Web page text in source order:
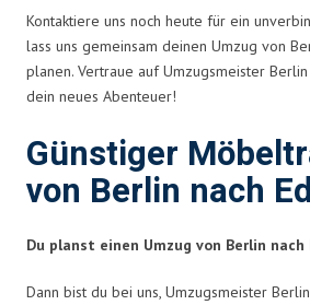
Kontaktiere uns noch heute für ein
lass uns gemeinsam deinen Umzug von
planen. Vertraue auf Umzugsmeister
dein neues Abenteuer!
Günstiger
von Berlin nach
Du planst einen Umzug von Berlin nach
Dann bist du bei uns, Umzugsmeister